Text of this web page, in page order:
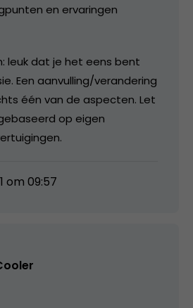
en ervaringen
leuk dat je het eens bent
Een aanvulling/verandering
één van de aspecten. Let
op eigen
om 09:57